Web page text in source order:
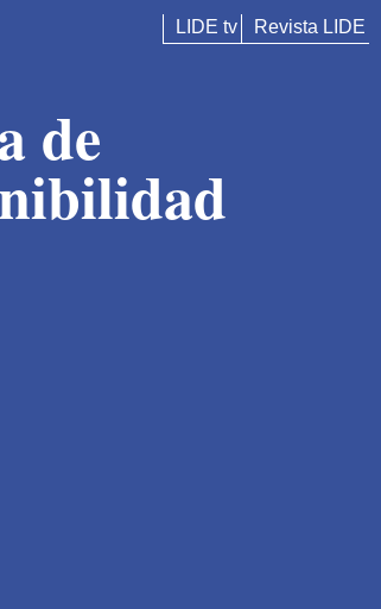
LIDE tv Revista LIDE
de